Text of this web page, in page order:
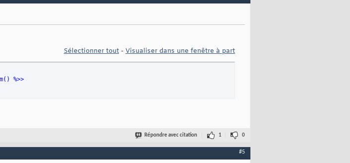
Sélectionner tout - Visualiser dans une fenêtre à part
( ) %>>
Répondre avec citation 1 0
#5